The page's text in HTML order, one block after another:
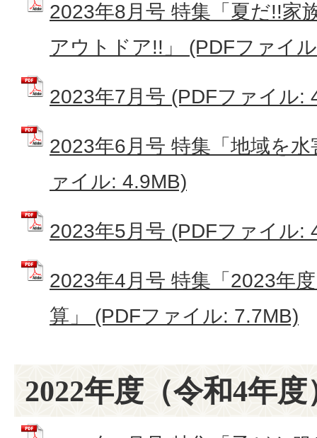
2023年8月号 特集「夏だ!!家
アウトドア!!」 (PDFファイ
2023年7月号 (PDFファイル:
2023年6月号 特集「地域を
ァイル: 4.9MB)
2023年5月号 (PDFファイル:
2023年4月号 特集「2023年
算」 (PDFファイル: 7.7MB)
2022年度（令和4年度